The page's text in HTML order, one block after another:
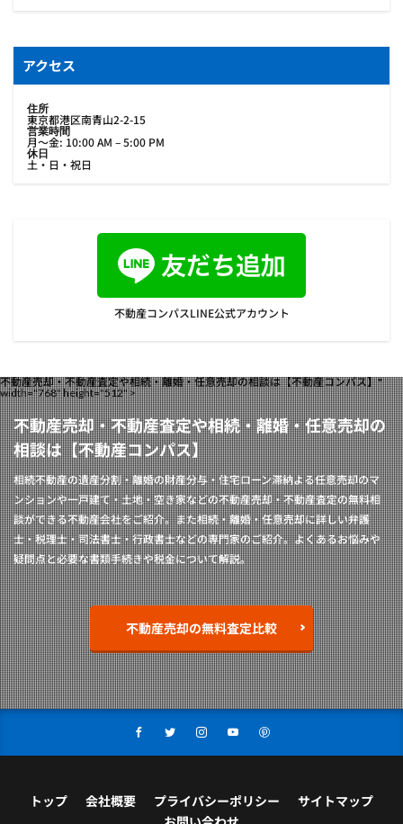
アクセス
住所
東京都港区南青山2-2-15
営業時間
月〜金: 10:00 AM – 5:00 PM
休日
土・日・祝日
不動産コンパスLINE公式アカウント
不動産売却・不動産査定や相続・離婚・任意売却の相談は【不動産コンパス】"
width="768" height="512" >
不動産売却・不動産査定や相続・離婚・任意売却の
相談は【不動産コンパス】
相続不動産の遺産分割・離婚の財産分与・住宅ローン滞納よる任意売却のマ
ンションや一戸建て・土地・空き家などの不動産売却・不動産査定の無料相
談ができる不動産会社をご紹介。また相続・離婚・任意売却に詳しい弁護
士・税理士・司法書士・行政書士などの専門家のご紹介。よくあるお悩みや
疑問点と必要な書類手続きや税金について解説。
不動産売却の無料査定比較
トップ 会社概要 プライバシーポリシー
サイトマップ